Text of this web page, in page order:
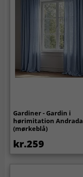
Gardiner - Gardin i
hørimitation Andrada
(mørkeblå)
kr.259